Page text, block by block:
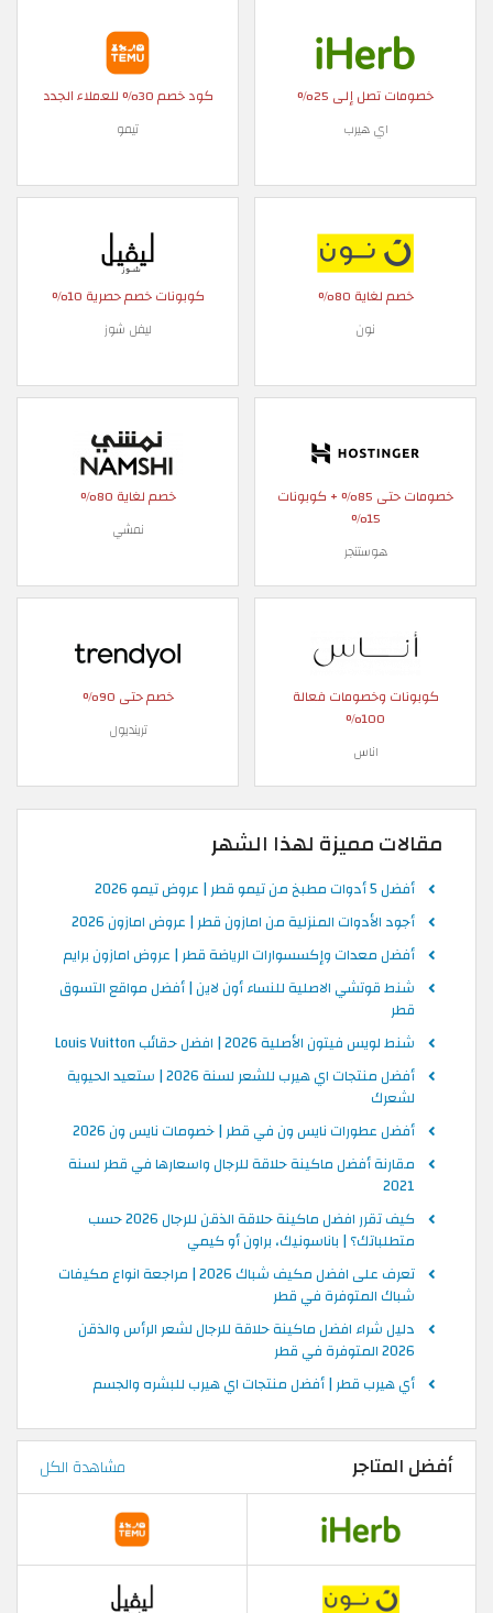
خصومات تصل إلى 25%
اي هيرب
كود خصم 30% للعملاء الجدد
تيمو
خصم لغاية 80%
نون
كوبونات خصم حصرية 10%
ليفل شوز
خصومات حتى 85% + كوبونات
15%
هوستنجر
خصم لغاية 80%
نمشي
كوبونات وخصومات فعالة
100%
اناس
خصم حتى 90%
ترينديول
مقالات مميزة لهذا الشهر
أفضل 5 أدوات مطبخ من تيمو قطر | عروض تيمو 2026
أجود الأدوات المنزلية من امازون قطر | عروض امازون 2026
أفضل معدات وإكسسوارات الرياضة قطر | عروض امازون برايم
شنط قوتشي الاصلية للنساء أون لاين | أفضل مواقع التسوق
قطر
شنط لويس فيتون الأصلية 2026 | افضل حقائب Louis Vuitton
أفضل منتجات اي هيرب للشعر لسنة 2026 | ستعيد الحيوية
لشعرك
أفضل عطورات نايس ون في قطر | خصومات نايس ون 2026
مقارنة أفضل ماكينة حلاقة للرجال واسعارها في قطر لسنة
2021
كيف تقرر افضل ماكينة حلاقة الذقن للرجال 2026 حسب
متطلباتك؟ | باناسونيك، براون أو كيمي
تعرف على افضل مكيف شباك 2026 | مراجعة انواع مكيفات
شباك المتوفرة في قطر
دليل شراء افضل ماكينة حلاقة للرجال لشعر الرأس والذقن
2026 المتوفرة في قطر
أي هيرب قطر | أفضل منتجات اي هيرب للبشره والجسم
أفضل المتاجر مشاهدة الكل